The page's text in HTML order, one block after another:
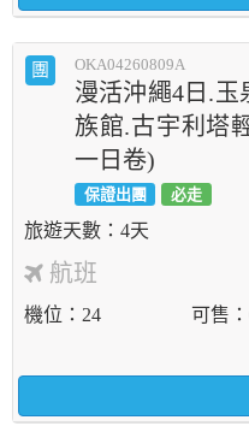
團 OKA04260809A
漫活沖繩4日.玉
族館.古宇利塔
一日卷)
保證出團 必走
4天
航班
機位 24 可售